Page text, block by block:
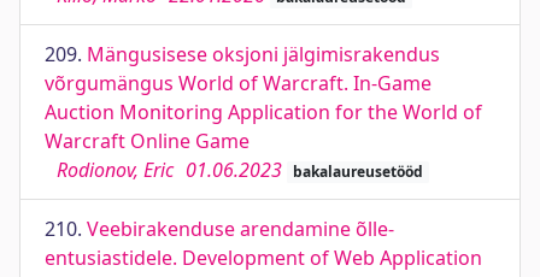
209. Mängusisese oksjoni jälgimisrakendus
võrgumängus World of Warcraft. In-Game
Auction Monitoring Application for the World of
Warcraft Online Game
Rodionov, Eric 01.06.2023 bakalaureusetööd
210. Veebirakenduse arendamine õlle-
entusiastidele. Development of Web Application